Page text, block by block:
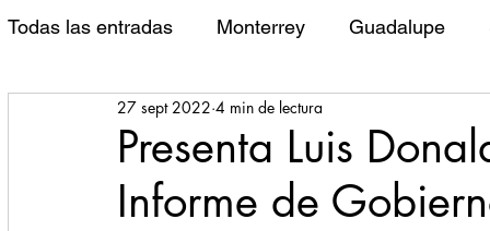
Todas las entradas Monterrey Guadalupe
Santa Catarina San Pedro Garza Garcia
Espectaculos Clima Principal Salud
Presenta Luis
Informe de
27 sept 2022 4 min de lectura